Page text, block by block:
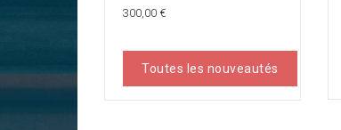
Prix
300,00 €
Toutes les nouveautés